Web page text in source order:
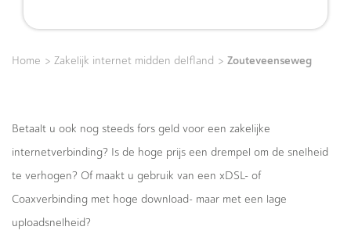
Home > Zakelijk internet midden delfland > Zouteveenseweg
Betaalt u ook nog steeds fors geld voor een zakelijke
internetverbinding? Is de hoge prijs een drempel om de snelheid
te verhogen? Of maakt u gebruik van een xDSL- of
Coaxverbinding met hoge download- maar met een lage
uploadsnelheid?